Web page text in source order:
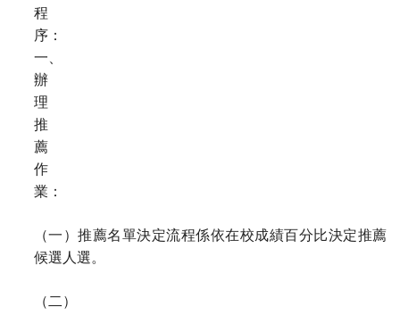
程
序：
一、
辦
理
推
薦
作
業：
（一）推薦名單決定流程係依在校成績百分比決定推薦
候選人選。
（ 二）